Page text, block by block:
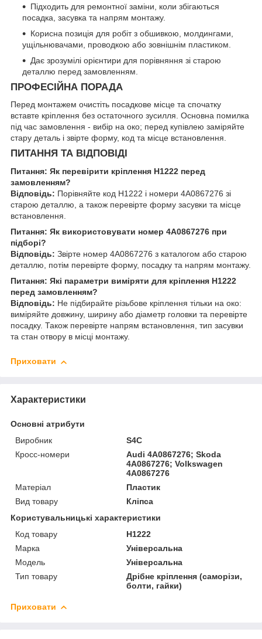
Підходить для ремонтної заміни, коли збігаються
посадка, засувка та напрям монтажу.
Корисна позиція для робіт з обшивкою, молдингами,
ущільнювачами, проводкою або зовнішнім пластиком.
Дає зрозумілі орієнтири для порівняння зі старою
деталлю перед замовленням.
ПРОФЕСІЙНА ПОРАДА
Перед монтажем очистіть посадкове місце та спочатку
вставте кріплення без остаточного зусилля. Основна помилка
під час замовлення - вибір на око; перед купівлею заміряйте
стару деталь і звірте форму, код та місце встановлення.
ПИТАННЯ ТА ВІДПОВІДІ
Питання: Як перевірити кріплення H1222 перед
замовленням?
Відповідь: Порівняйте код H1222 і номери 4A0867276 зі
старою деталлю, а також перевірте форму засувки та місце
встановлення.
Питання: Як використовувати номер 4A0867276 при
підборі?
Відповідь: Звірте номер 4A0867276 з каталогом або старою
деталлю, потім перевірте форму, посадку та напрям монтажу.
Питання: Які параметри виміряти для кріплення H1222
перед замовленням?
Відповідь: Не підбирайте різьбове кріплення тільки на око:
виміряйте довжину, ширину або діаметр головки та перевірте
посадку. Також перевірте напрям встановлення, тип засувки
та стан отвору в місці монтажу.
Приховати
Характеристики
Основні атрибути
Виробник
S4C
Кросс-номери
Audi 4A0867276; Skoda
4A0867276; Volkswagen
4A0867276
Матеріал
Пластик
Вид товару
Кліпса
Користувальницькі характеристики
Код товару
H1222
Марка
Універсальна
Мoдель
Універсальна
Тип товару
Дрібне кріплення (саморізи,
болти, гайки)
Приховати